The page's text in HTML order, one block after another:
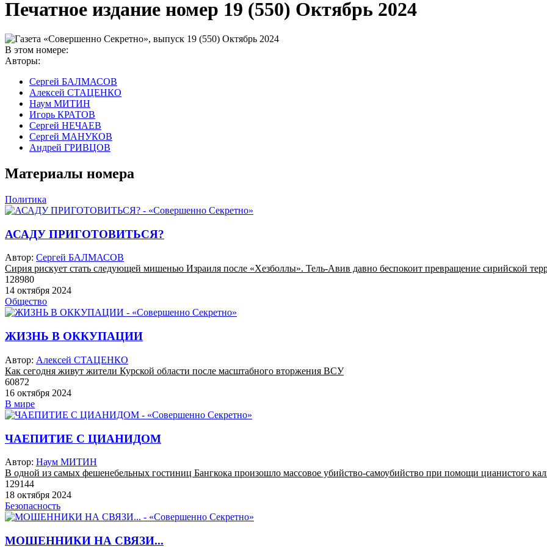
Печатное издание номер 19 (550) Октябрь 2024
В этом номере:
Авторы:
Сергей БАЛМАСОВ
Алексей СТАЦЕНКО
Наум МИТИН
Игорь КРАТОВ
Сергей НЕЧАЕВ
Сергей МАНУКОВ
Андрей ГРИВЦОВ
Материалы номера
Политика
АСАДУ ПРИГОТОВИТЬСЯ?
Автор: Сергей БАЛМАСОВ
Сирия рискует стать следующей мишенью Израиля после «Хезболлы». Тель-Авив давно беспокоит превращение сирийской
128980
14 октября 2024
Общество
ЖИЗНЬ В ОККУПАЦИИ
Автор: Алексей СТАЦЕНКО
Как сегодня живут жители Курской области после масштабного вторжения ВСУ
60872
16 октября 2024
В мире
ЧАЕПИТИЕ С ЦИАНИДОМ
Автор: Наум МИТИН
В одной из самых фешенебельных гостиниц Бангкока произошло массовое убийство-самоубийство при помощи цианистого
129144
18 октября 2024
Безопасность
МОШЕННИКИ НА СВЯЗИ...